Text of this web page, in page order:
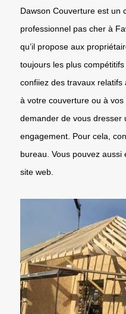
Dawson Couverture est un
professionnel pas cher à
qu’il propose aux
toujours les plus
confiiez des travaux relatifs
à votre couverture ou à
demander de vous dresser
engagement. Pour cela,
bureau. Vous pouvez
site web.